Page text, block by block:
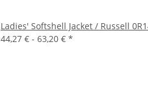
Ladies' Softshell Jacket / Russell
44,27 € - 63,20 € *